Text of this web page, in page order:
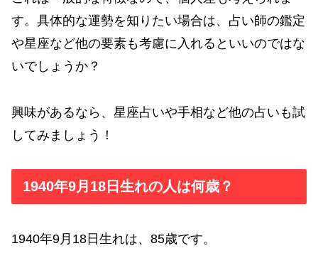
す。具体的な運勢を知りたい場合は、占い師の鑑定
や星座など他の要素も考慮に入れるといいのではな
いでしょうか？
興味があるなら、星座占いや手相など他の占いも試
してみましょう！
1940年9月18日生れの人は何歳？
1940年9月18日生れは、85歳です。